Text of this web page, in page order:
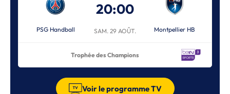
PSG Handball
20:00
SAM. 29 AOÛT. Montpellier HB
Trophée des Champions
Voir le programme TV